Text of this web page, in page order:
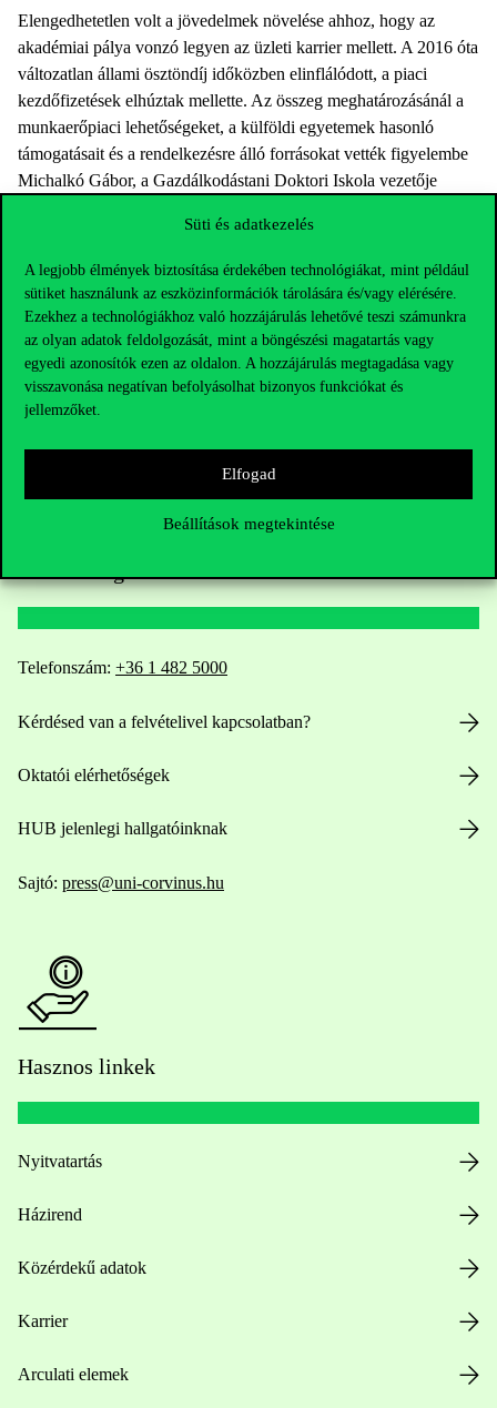
Süti és adatkezelés
A legjobb élmények biztosítása érdekében technológiákat, mint például
sütiket használunk az eszközinformációk tárolására és/vagy elérésére.
Ezekhez a technológiákhoz való hozzájárulás lehetővé teszi számunkra
az olyan adatok feldolgozását, mint a böngészési magatartás vagy
egyedi azonosítók ezen az oldalon. A hozzájárulás megtagadása vagy
visszavonása negatívan befolyásolhat bizonyos funkciókat és
jellemzőket.
Elfogad
Beállítások megtekintése
Elengedhetetlen volt a jövedelmek növelése ahhoz, hogy az
akadémiai pálya vonzó legyen az üzleti karrier mellett. A 2016 óta
változatlan állami ösztöndíj időközben elinflálódott, a piaci
kezdőfizetések elhúztak mellette. Az összeg meghatározásánál a
munkaerőpiaci lehetőségeket, a külföldi egyetemek hasonló
támogatásait és a rendelkezésre álló forrásokat vették figyelembe
Michalkó Gábor, a Gazdálkodástani Doktori Iskola vezetője
Elérhetőségek
Telefonszám: +36 1 482 5000
Kérdésed van a felvételivel kapcsolatban?
Oktatói elérhetőségek
HUB jelenlegi hallgatóinknak
Sajtó: press@uni-corvinus.hu
Hasznos linkek
Nyitvatartás
Házirend
Közérdekű adatok
Karrier
Arculati elemek